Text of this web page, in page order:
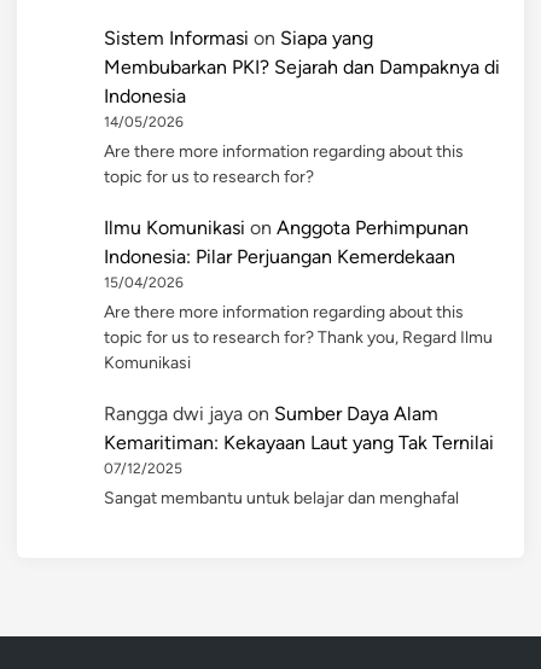
Sistem Informasi on Siapa yang
Membubarkan PKI? Sejarah dan Dampaknya di
Indonesia
14/05/2026
Are there more information regarding about this
topic for us to research for?
Ilmu Komunikasi on Anggota Perhimpunan
Indonesia: Pilar Perjuangan Kemerdekaan
15/04/2026
Are there more information regarding about this
topic for us to research for? Thank you, Regard Ilmu
Komunikasi
Rangga dwi jaya on Sumber Daya Alam
Kemaritiman: Kekayaan Laut yang Tak Ternilai
07/12/2025
Sangat membantu untuk belajar dan menghafal